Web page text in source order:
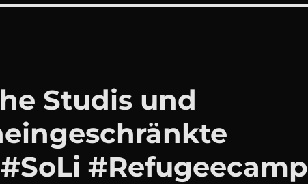
Studis und
#Refugeecamp